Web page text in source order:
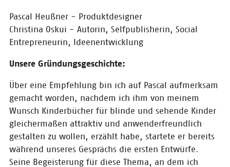
Pascal Heußner - Produktdesigner
Christina Oskui - Autorin, Selfpublisherin, Social
Entrepreneurin, Ideenentwicklung
Unsere Gründungsgeschichte:
Über eine Empfehlung bin ich auf Pascal aufmerksam
gemacht worden, nachdem ich ihm von meinem
Wunsch Kinderbücher für blinde und sehende Kinder
gleichermaßen attraktiv und anwenderfreundlich
gestalten zu wollen, erzählt habe, startete er bereits
während unseres Gesprächs die ersten Entwürfe.
Seine Begeisterung für diese Thema, an dem ich
© Eran Oppenheimer
Lucy Cruickshanks